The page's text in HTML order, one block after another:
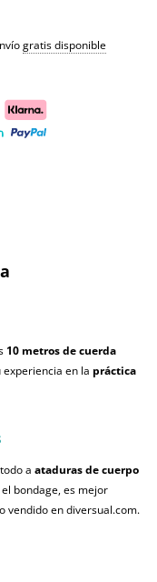
gratis disponible
10 metros de cuerda
en la práctica
a ataduras de cuerpo
bondage, es mejor
vendido en diversual.com.